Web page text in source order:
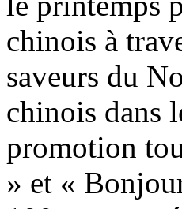
chinois à
saveurs du
chinois dans
promotion
» et «